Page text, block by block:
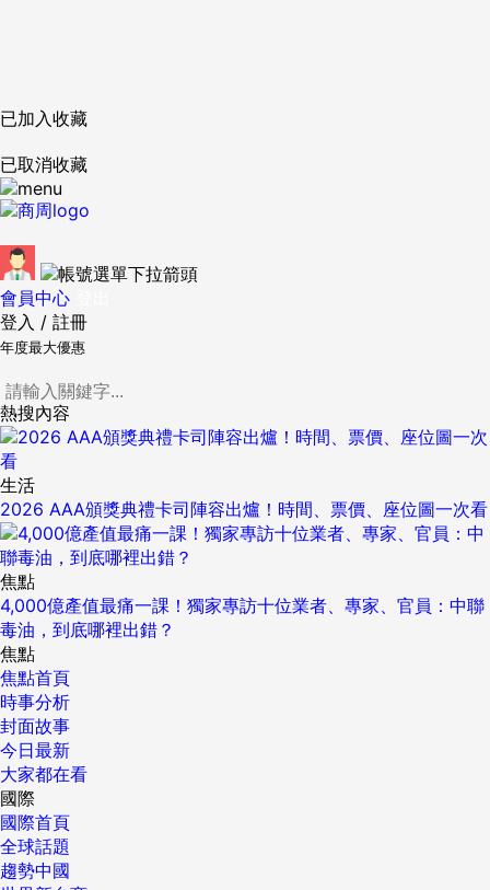
已加入收藏
已取消收藏
會員中心
登入 / 註冊
年度最大優惠
熱搜內容
生活
2026 AAA頒獎典禮卡司陣容出爐！時間、票價、座位圖一次看
焦點
4,000億產值最痛一課！獨家專訪十位業者、專家、官員：中聯
毒油，到底哪裡出錯？
焦點
焦點首頁
時事分析
封面故事
今日最新
大家都在看
國際
國際首頁
全球話題
趨勢中國